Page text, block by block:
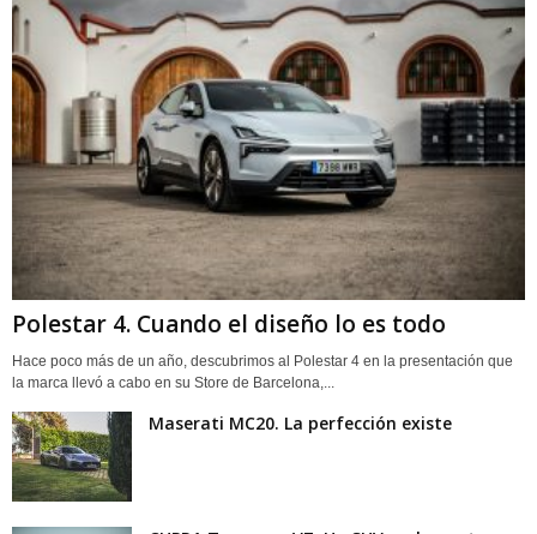
Polestar 4. Cuando el diseño lo es todo
Hace poco más de un año, descubrimos al Polestar 4 en la presentación que
la marca llevó a cabo en su Store de Barcelona,...
Maserati MC20. La perfección existe